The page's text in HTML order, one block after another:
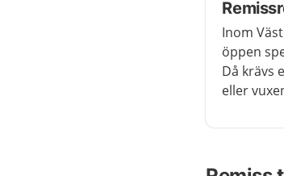
Inom
öppen
Då krävs
eller